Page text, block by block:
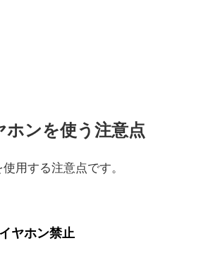
ホンを使う注意点
用する注意点です。
ヤホン禁止